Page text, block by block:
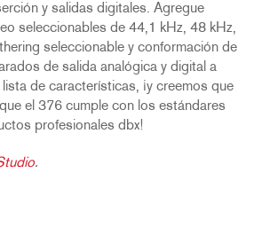
y salidas digitales. Agregue
seleccionables de 44,1 kHz, 48 kHz,
seleccionable y conformación de
de salida analógica y digital a
de características, ¡y creemos que
el 376 cumple con los estándares
profesionales dbx!
.